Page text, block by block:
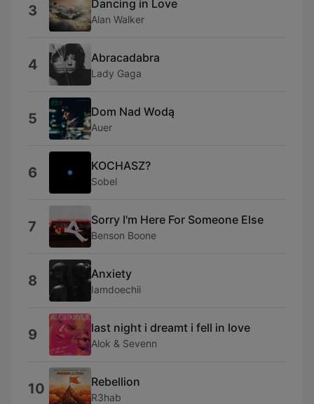
3 Dancing in Love
Alan Walker
4 Abracadabra
Lady Gaga
5 Dom Nad Wodą
Auer
6 KOCHASZ?
Sobel
7 Sorry I'm Here For Someone Else
Benson Boone
8 Anxiety
Iamdoechii
9 last night i dreamt i fell in love
Alok & Sevenn
10 Rebellion
R3hab